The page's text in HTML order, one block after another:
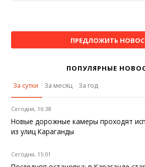
ПРЕДЛОЖИТЬ
ПОПУЛЯРНЫЕ
За сутки
За месяц За год
Сегодня, 16:38
Новые дорожные камеры проходят
из улиц Караганды
Сегодня, 15:01